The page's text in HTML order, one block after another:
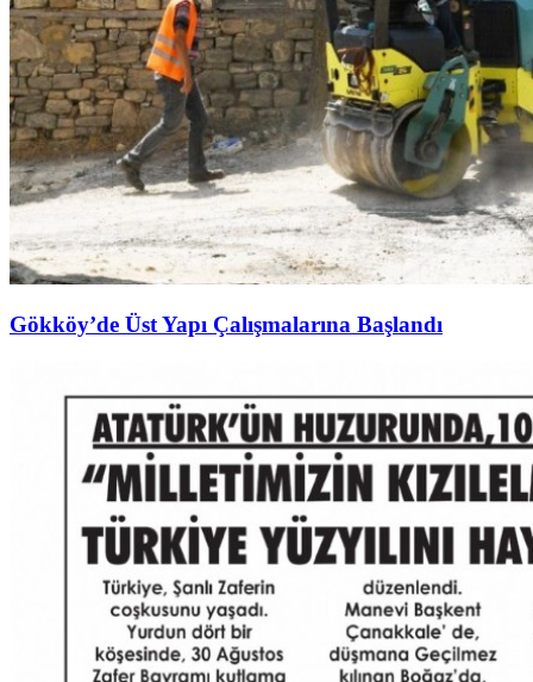
Gökköy’de Üst Yapı Çalışmalarına Başlandı